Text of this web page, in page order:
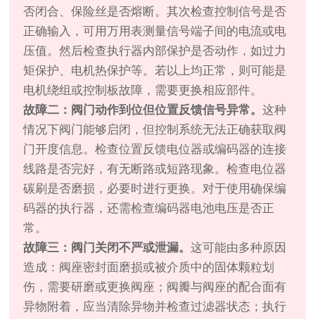
否闭合、保险丝是否熔断。其次检查控制信号是否
正确输入，可用万用表测量信号端子间的电流或电
压值。然后检查执行器内部保护是否动作，如过力
矩保护、电机热保护等。若以上均正常，则可能是
电机绕组或控制板故障，需要更换相应部件。
故障二：阀门动作到位但位置反馈信号异常。这种
情况下阀门能够启闭，但控制系统无法正确获取阀
门开度信息。检查位置反馈电位器或编码器的连接
线路是否完好，有无断路或短路现象。检查电位器
碳刷是否磨损，必要时进行更换。对于使用确保编
码器的执行器，还需检查编码器电池电压是否正
常。
故障三：阀门关闭不严或泄漏。这可能由多种原因
造成：阀座密封面磨损或被介质中的固体颗粒划
伤，需要研磨或更换阀座；阀瓣与阀座的配合面有
异物附着，应当清除异物并检查过滤器状态；执行